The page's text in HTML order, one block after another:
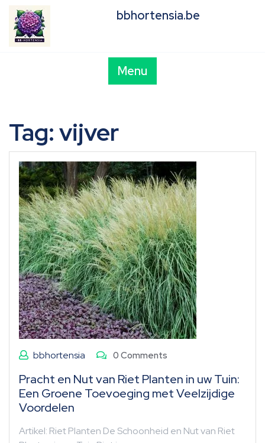
content
bbhortensia.be
Menu
Tag:vijver
bbhortensia 0 Comments
Pracht en Nut van Riet Planten in uw Tuin:
Een Groene Toevoeging met Veelzijdige
Voordelen
Artikel: Riet Planten De Schoonheid en Nut van Riet